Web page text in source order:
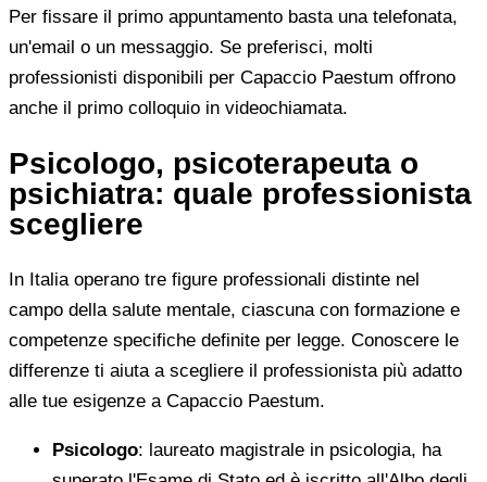
Per fissare il primo appuntamento basta una telefonata,
un'email o un messaggio. Se preferisci, molti
professionisti disponibili per Capaccio Paestum offrono
anche il primo colloquio in videochiamata.
Psicologo, psicoterapeuta o
psichiatra: quale professionista
scegliere
In Italia operano tre figure professionali distinte nel
campo della salute mentale, ciascuna con formazione e
competenze specifiche definite per legge. Conoscere le
differenze ti aiuta a scegliere il professionista più adatto
alle tue esigenze a Capaccio Paestum.
Psicologo: laureato magistrale in psicologia, ha